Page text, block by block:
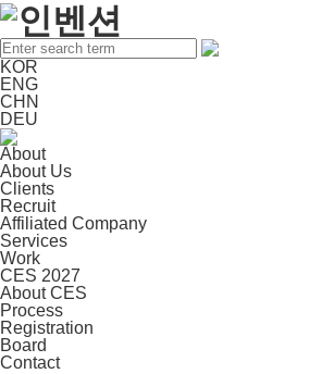
KOR
ENG
CHN
DEU
About
About Us
Clients
Recruit
Affiliated Company
Services
Work
CES 2027
About CES
Process
Registration
Board
Contact